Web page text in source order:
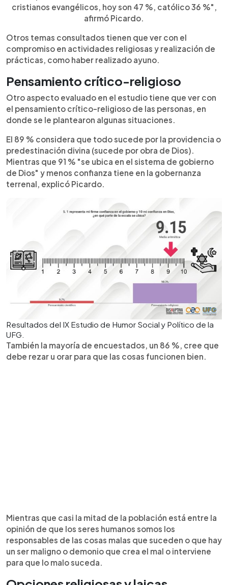
cristianos evangélicos, hoy son 47 %, católico 36 %",
afirmó Picardo.
Otros temas consultados tienen que ver con el
compromiso en actividades religiosas y realización de
prácticas, como haber realizado ayuno.
Pensamiento crítico-religioso
Otro aspecto evaluado en el estudio tiene que ver con
el pensamiento crítico-religioso de las personas, en
donde se le plantearon algunas situaciones.
El 89 % considera que todo sucede por la providencia o
predestinación divina (sucede por obra de Dios).
Mientras que 91 % "se ubica en el sistema de gobierno
de Dios" y menos confianza tiene en la gobernanza
terrenal, explicó Picardo.
Resultados del IX Estudio de Humor Social y Político de la
UFG.
También la mayoría de encuestados, un 86 %, cree que
debe rezar u orar para que las cosas funcionen bien.
Mientras que casi la mitad de la población está entre la
opinión de que los seres humanos somos los
responsables de las cosas malas que suceden o que hay
un ser maligno o demonio que crea el mal o interviene
para que lo malo suceda.